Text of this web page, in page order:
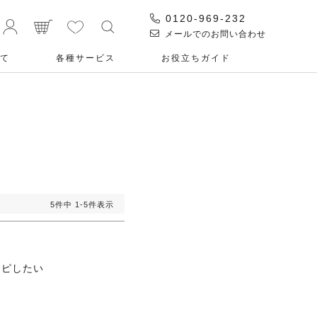
0120-969-232
メールでのお問い合わせ
各種サービス お役⽴ちガイド
5件中 1 -5件表示
したい